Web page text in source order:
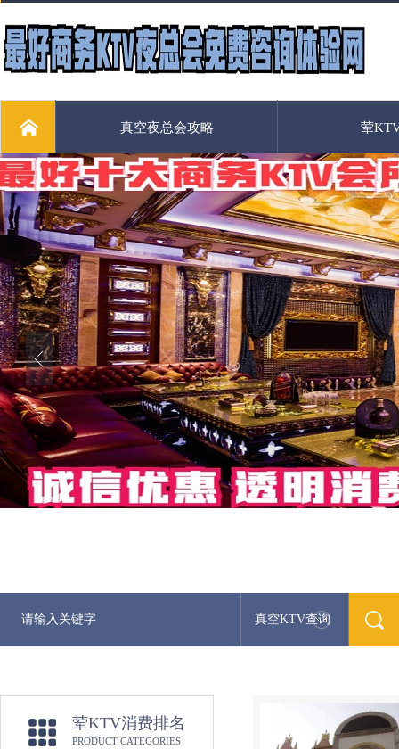
真空夜总会攻略 荤
真空KTV查询
荤KTV消费排名
PRODUCT CATEGORIES